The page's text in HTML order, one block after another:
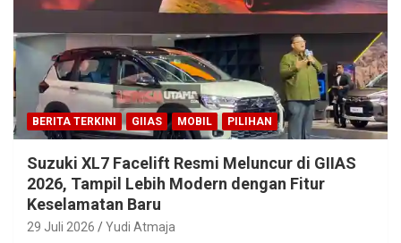
BERITA TERKINI GIIAS MOBIL PILIHAN
Suzuki XL7 Facelift Resmi Meluncur di GIIAS
2026, Tampil Lebih Modern dengan Fitur
Keselamatan Baru
29 Juli 2026 Yudi Atmaja